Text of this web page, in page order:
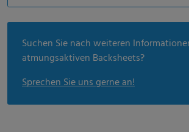
Suchen Sie nach weiteren
atmungsaktiven Backsheets?
Sprechen Sie uns gerne an!